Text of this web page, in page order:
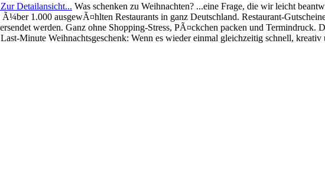
Was schenken zu Weihnachten? ...eine Frage, die wir leicht
1.000 ausgewÃ¤hlten Restaurants in ganz Deutschland. Restaurant-
werden. Ganz ohne Shopping-Stress, PÃ¤ckchen packen und Termindruck.
Minute Weihnachtsgeschenk: Wenn es wieder einmal gleichzeitig schnell,